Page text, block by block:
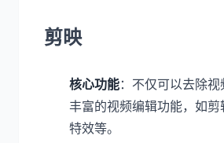
剪映
核心功能：不仅可以去除
丰富的视频编辑功能，如
特效等。